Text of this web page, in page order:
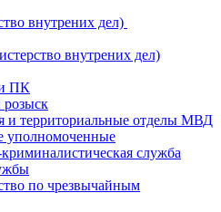
внутрених дел)
внутрених дел)
ПК
и территориальные отделы МВД
уполномоченные
служба
по чрезвычайным